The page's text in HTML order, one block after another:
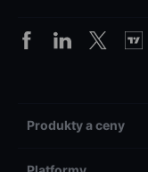
Produkty a ceny